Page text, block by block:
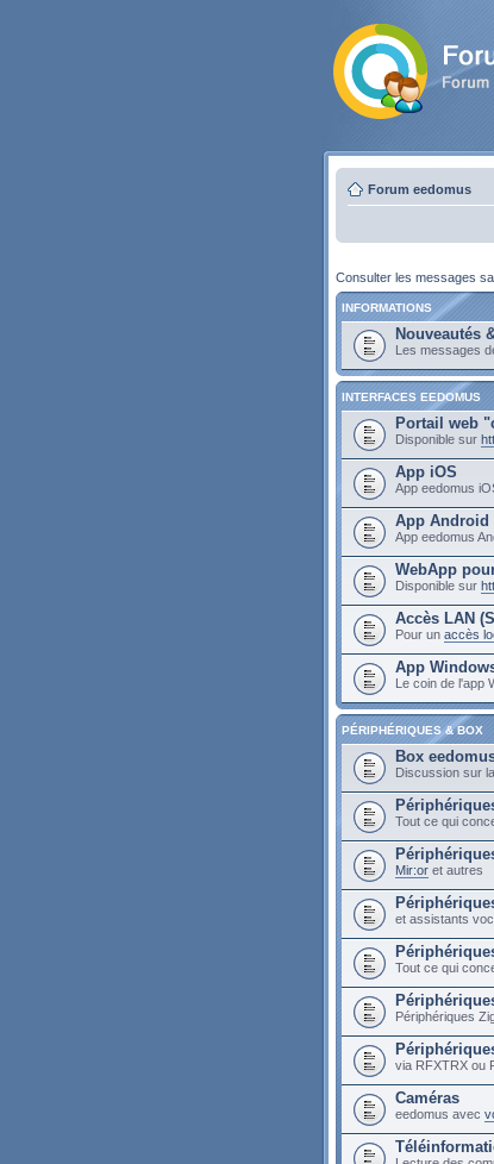
Forum eedomus
Consulter les messages
INFORMATIONS
Nouveautés
Les messages
INTERFACES EEDOMUS
Portail web
Disponible sur
App iOS
App eedomus
App Android
App eedomus
WebApp
Disponible sur
Accès LAN
Pour un accès
App
Le coin de l'app
PÉRIPHÉRIQUES & BOX
Box
Discussion sur
Tout ce qui
Mir:or et autres
et assistants
Tout ce qui
Périphériques
via RFXTRX ou
Caméras
eedomus avec